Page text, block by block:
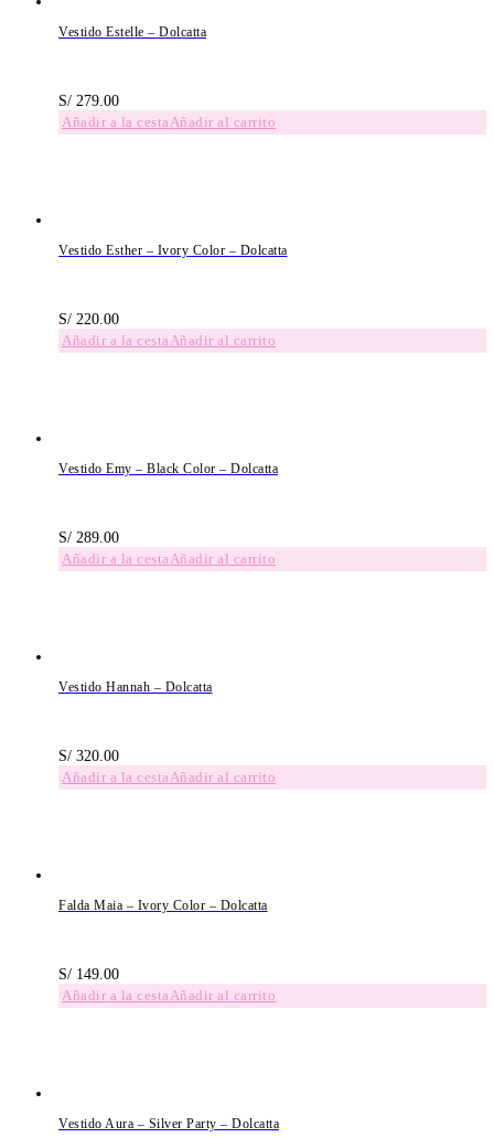
Vestido Estelle – Dolcatta
S/ 279.00
Añadir al carrito
Vestido Esther – Ivory Color – Dolcatta
S/ 220.00
Añadir al carrito
Vestido Emy – Black Color – Dolcatta
S/ 289.00
Añadir al carrito
Vestido Hannah – Dolcatta
S/ 320.00
Añadir al carrito
Falda Maia – Ivory Color – Dolcatta
S/ 149.00
Añadir al carrito
Vestido Aura – Silver Party – Dolcatta